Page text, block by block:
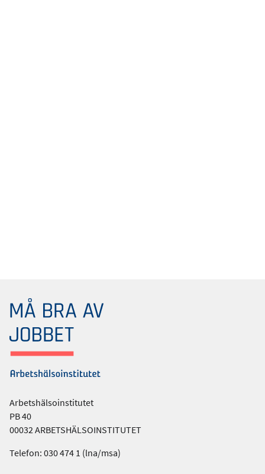
Arbetshälsoinstitutet
PB 40
00032 ARBETSHÄLSOINSTITUTET
Telefon: 030 474 1 (lna/msa)